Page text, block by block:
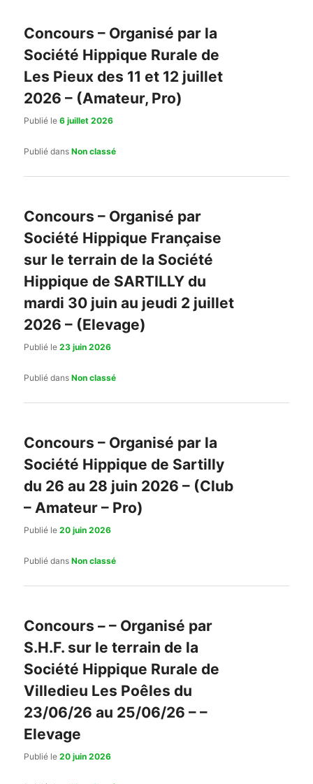
Concours – Organisé par la
Société Hippique Rurale de
Les Pieux des 11 et 12 juillet
2026 – (Amateur, Pro)
Publié le6 juillet 2026
Publié dans Non classé
Concours – Organisé par
Société Hippique Française
sur le terrain de la Société
Hippique de SARTILLY du
mardi 30 juin au jeudi 2 juillet
2026 – (Elevage)
Publié le23 juin 2026
Publié dans Non classé
Concours – Organisé par la
Société Hippique de Sartilly
du 26 au 28 juin 2026 – (Club
– Amateur – Pro)
Publié le20 juin 2026
Publié dans Non classé
Concours – – Organisé par
S.H.F. sur le terrain de la
Société Hippique Rurale de
Villedieu Les Poêles du
23/06/26 au 25/06/26 – –
Elevage
Publié le20 juin 2026